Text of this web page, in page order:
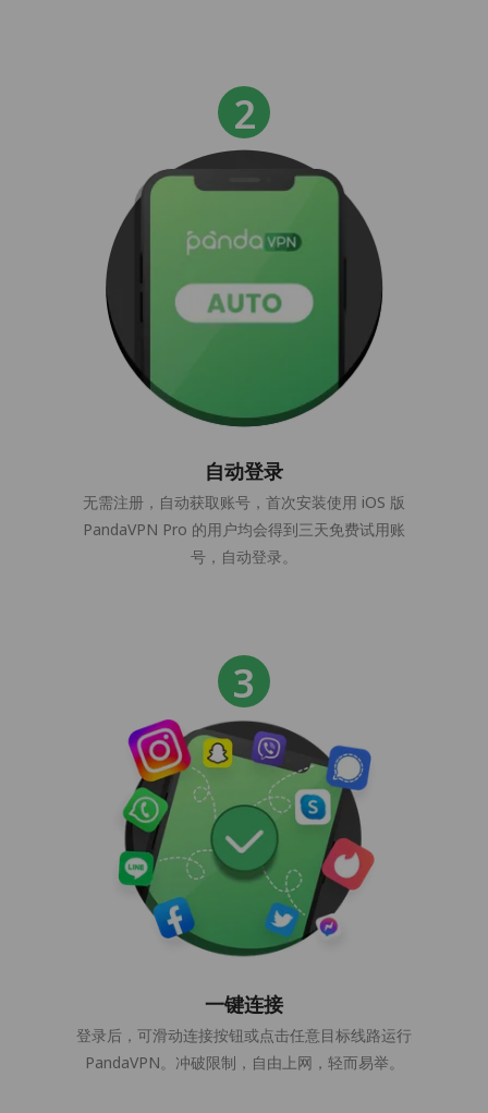
自动登录
无需注册，自动获取账号，首次安装使用 iOS 版
PandaVPN Pro 的用户均会得到三天免费试用账
号，自动登录。
一键连接
登录后，可滑动连接按钮或点击任意目标线路运行
PandaVPN。冲破限制，自由上网，轻而易举。